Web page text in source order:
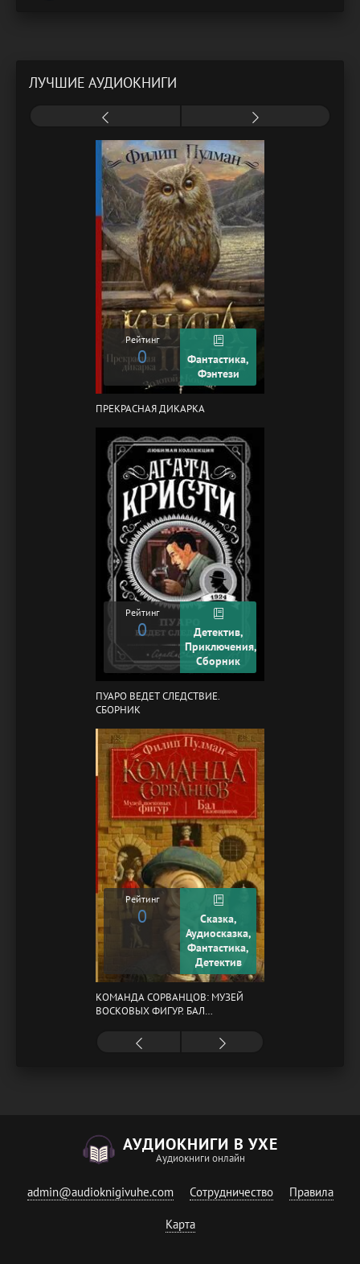
ЛУЧШИЕ АУДИОКНИГИ
Рейтинг
0
Фантастика,
Фэнтези
ПРЕКРАСНАЯ ДИКАРКА
Рейтинг
0
Детектив,
Приключения,
Сборник
ПУАРО ВЕДЕТ СЛЕДСТВИЕ.
СБОРНИК
Рейтинг
0
Сказка,
Аудиосказка,
Фантастика,
Детектив
КОМАНДА СОРВАНЦОВ: МУЗЕЙ
ВОСКОВЫХ ФИГУР. БАЛ
АУДИОКНИГИ В УХЕ
Аудиокниги онлайн
admin@audioknigivuhe.com Сотрудничество Правила
Карта